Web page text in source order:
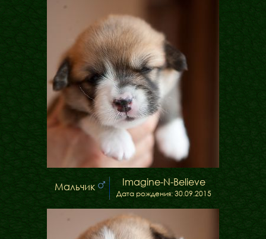
Мальчик Imagine-N-Believe
Дата рождения: 30.09.2015